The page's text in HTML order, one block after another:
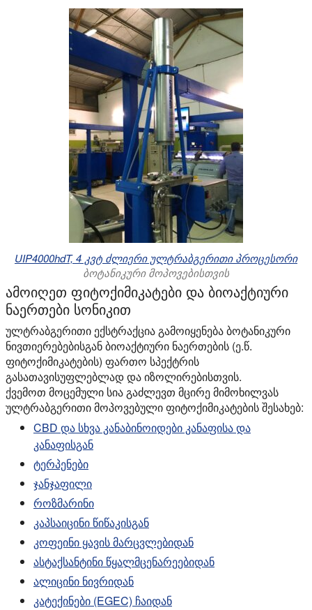
UIP4000hdT, 4 კვტ ძლიერი ულტრაბგერითი პროცესორი
ბოტანიკური მოპოვებისთვის
ამოიღეთ ფიტოქიმიკატები და ბიოაქტიური
ნაერთები სონიკით
ულტრაბგერითი ექსტრაქცია გამოიყენება ბოტანიკური
ნივთიერებებისგან ბიოაქტიური ნაერთების (ე.წ.
ფიტოქიმიკატების) ფართო სპექტრის
გასათავისუფლებლად და იზოლირებისთვის.
ქვემოთ მოცემული სია გაძლევთ მცირე მიმოხილვას
ულტრაბგერითი მოპოვებული ფიტოქიმიკატების შესახებ:
CBD და სხვა კანაბინოიდები კანაფისა და
კანაფისგან
ტერპენები
ჯანჯაფილი
როზმარინი
კაპსაიცინი წიწაკისგან
კოფეინი ყავის მარცვლებიდან
ასტაქსანტინი წყალმცენარეებიდან
ალიცინი ნივრიდან
კატექინები (EGEC) ჩაიდან